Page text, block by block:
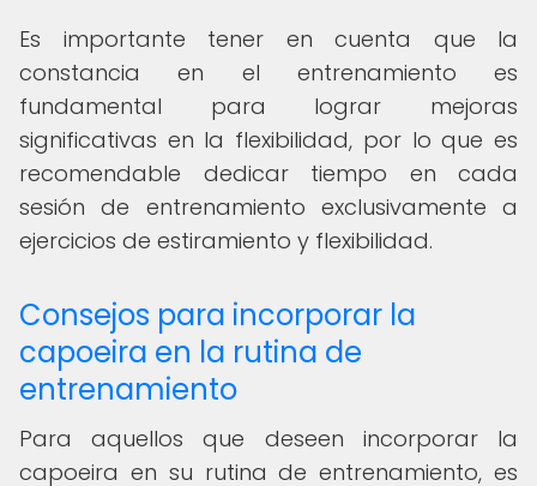
Es importante tener en cuenta que la
constancia en el entrenamiento es
fundamental para lograr mejoras
significativas en la flexibilidad, por lo que es
recomendable dedicar tiempo en cada
sesión de entrenamiento exclusivamente a
ejercicios de estiramiento y flexibilidad.
Consejos para incorporar la
capoeira en la rutina de
entrenamiento
Para aquellos que deseen incorporar la
capoeira en su rutina de entrenamiento, es